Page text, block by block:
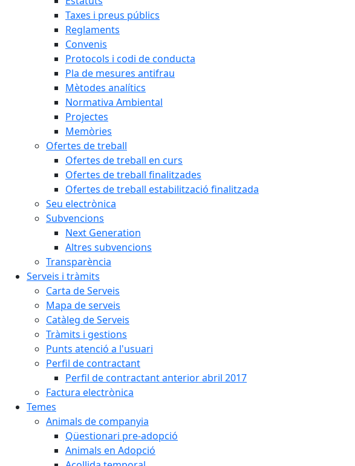
Taxes i preus públics
Reglaments
Convenis
Protocols i codi de conducta
Pla de mesures antifrau
Mètodes analítics
Normativa Ambiental
Projectes
Memòries
Ofertes de treball
Ofertes de treball en curs
Ofertes de treball finalitzades
Ofertes de treball estabilització finalitzada
Seu electrònica
Subvencions
Next Generation
Altres subvencions
Transparència
Serveis i tràmits
Carta de Serveis
Mapa de serveis
Catàleg de Serveis
Tràmits i gestions
Punts atenció a l'usuari
Perfil de contractant
Perfil de contractant anterior abril 2017
Factura electrònica
Temes
Animals de companyia
Qüestionari pre-adopció
Animals en Adopció